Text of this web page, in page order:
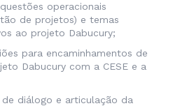
operacionais
de projetos) e temas
ao projeto Dabucury;
para encaminhamentos de
Dabucury com a CESE e a
diálogo e articulação da